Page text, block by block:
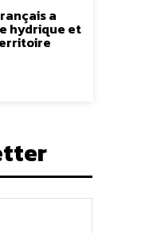
a
hydrique et